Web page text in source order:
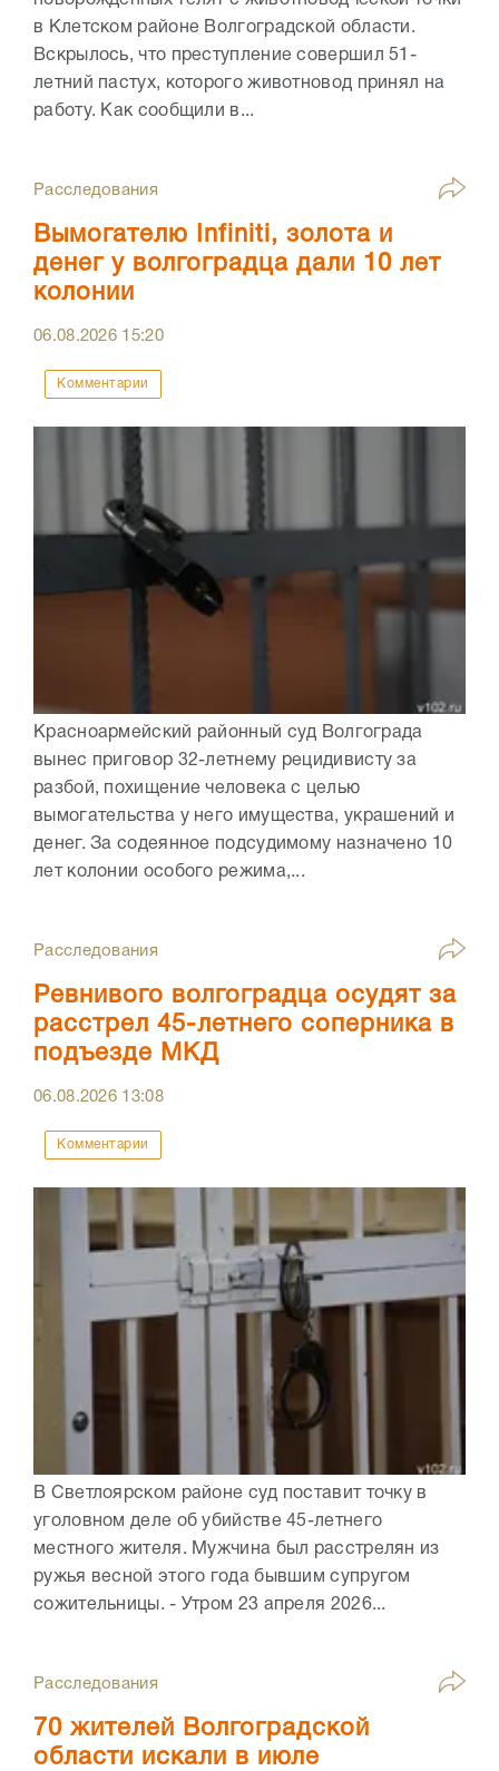
в Клетском районе Волгоградской области.
Вскрылось, что преступление совершил 51-
летний пастух, которого животновод принял на
работу. Как сообщили в...
Расследования
Вымогателю Infiniti, золота и
денег у волгоградца дали 10 лет
колонии
06.08.2026 15:20
Комментарии
Красноармейский районный суд Волгограда
вынес приговор 32-летнему рецидивисту за
разбой, похищение человека с целью
вымогательства у него имущества, украшений и
денег. За содеянное подсудимому назначено 10
лет колонии особого режима,...
Расследования
Ревнивого волгоградца осудят за
расстрел 45-летнего соперника в
подъезде МКД
06.08.2026 13:08
Комментарии
В Светлоярском районе суд поставит точку в
уголовном деле об убийстве 45-летнего
местного жителя. Мужчина был расстрелян из
ружья весной этого года бывшим супругом
сожительницы. - Утром 23 апреля 2026...
Расследования
70 жителей Волгоградской
области искали в июле